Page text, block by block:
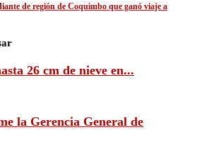
de región de Coquimbo que ganó viaje a
26 cm de nieve en...
la Gerencia General de